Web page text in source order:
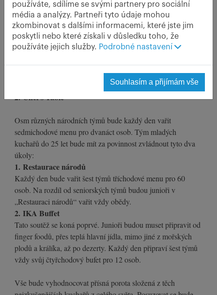
Národní tým bude mít dva úkoly:
1. Restaurace národů
V restauraci národů bude každý den osm různých národních
týmů vařit tříchodové menu pro 110 osob. Soutěž se koná
vždy večer, menu si lze zakoupit.
2. Chef's Table
Osm různých národních týmů bude každý den vařit
sedmichodové menu pro dvanáct osob. Tým mladých
kuchařů do 25 let bude mít za povinnost zvládnout tyto dva
úkoly:
1. Restaurace národů
Každý den bude vařit šest týmů tříchodové menu pro 60
osob. Na rozdíl od seniorských týmů budou junioři v
„Restauraci národů“ vařit vždy obědy.
2. IKA Buffet
Tato soutěž se koná poprvé. Junioři budou muset připravit od
finger foodů, přes teplá hlavní jídla, mimo jiné z mořských
plodů a králíka, až po dezerty. Každý den připraví šest týmů
vždy svůj čtyřchodový bufet pro 12 osob.
Vše bude vyhodnocovat přísná porota složená z těch
používáte, sdílíme se svými partnery pro sociální
média a analýzy. Partneři tyto údaje mohou
zkombinovat s dalšími informacemi, které jste jim
poskytli nebo které získali v důsledku toho, že
používáte jejich služby. Podrobné nastavení
Souhlasím a přijímám vše